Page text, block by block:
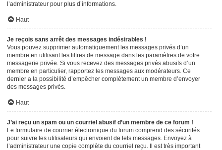
l’administrateur pour plus d’informations.
Haut
Je reçois sans arrêt des messages indésirables !
Vous pouvez supprimer automatiquement les messages privés d’un
membre en utilisant les filtres de message dans les paramètres de votre
messagerie privée. Si vous recevez des messages privés abusifs d’un
membre en particulier, rapportez les messages aux modérateurs. Ce
dernier a la possibilité d’empêcher complètement un membre d’envoyer
des messages privés.
Haut
J’ai reçu un spam ou un courriel abusif d’un membre de ce forum !
Le formulaire de courrier électronique du forum comprend des sécurités
pour suivre les utilisateurs qui envoient de tels messages. Envoyez à
l’administrateur une copie complète du courriel reçu. Il est très important